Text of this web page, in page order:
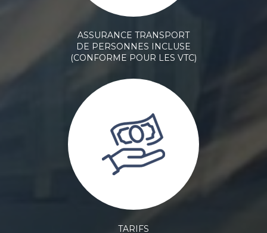
ASSURANCE TRANSPORT
DE PERSONNES INCLUSE
(CONFORME POUR LES VTC)
TARIFS